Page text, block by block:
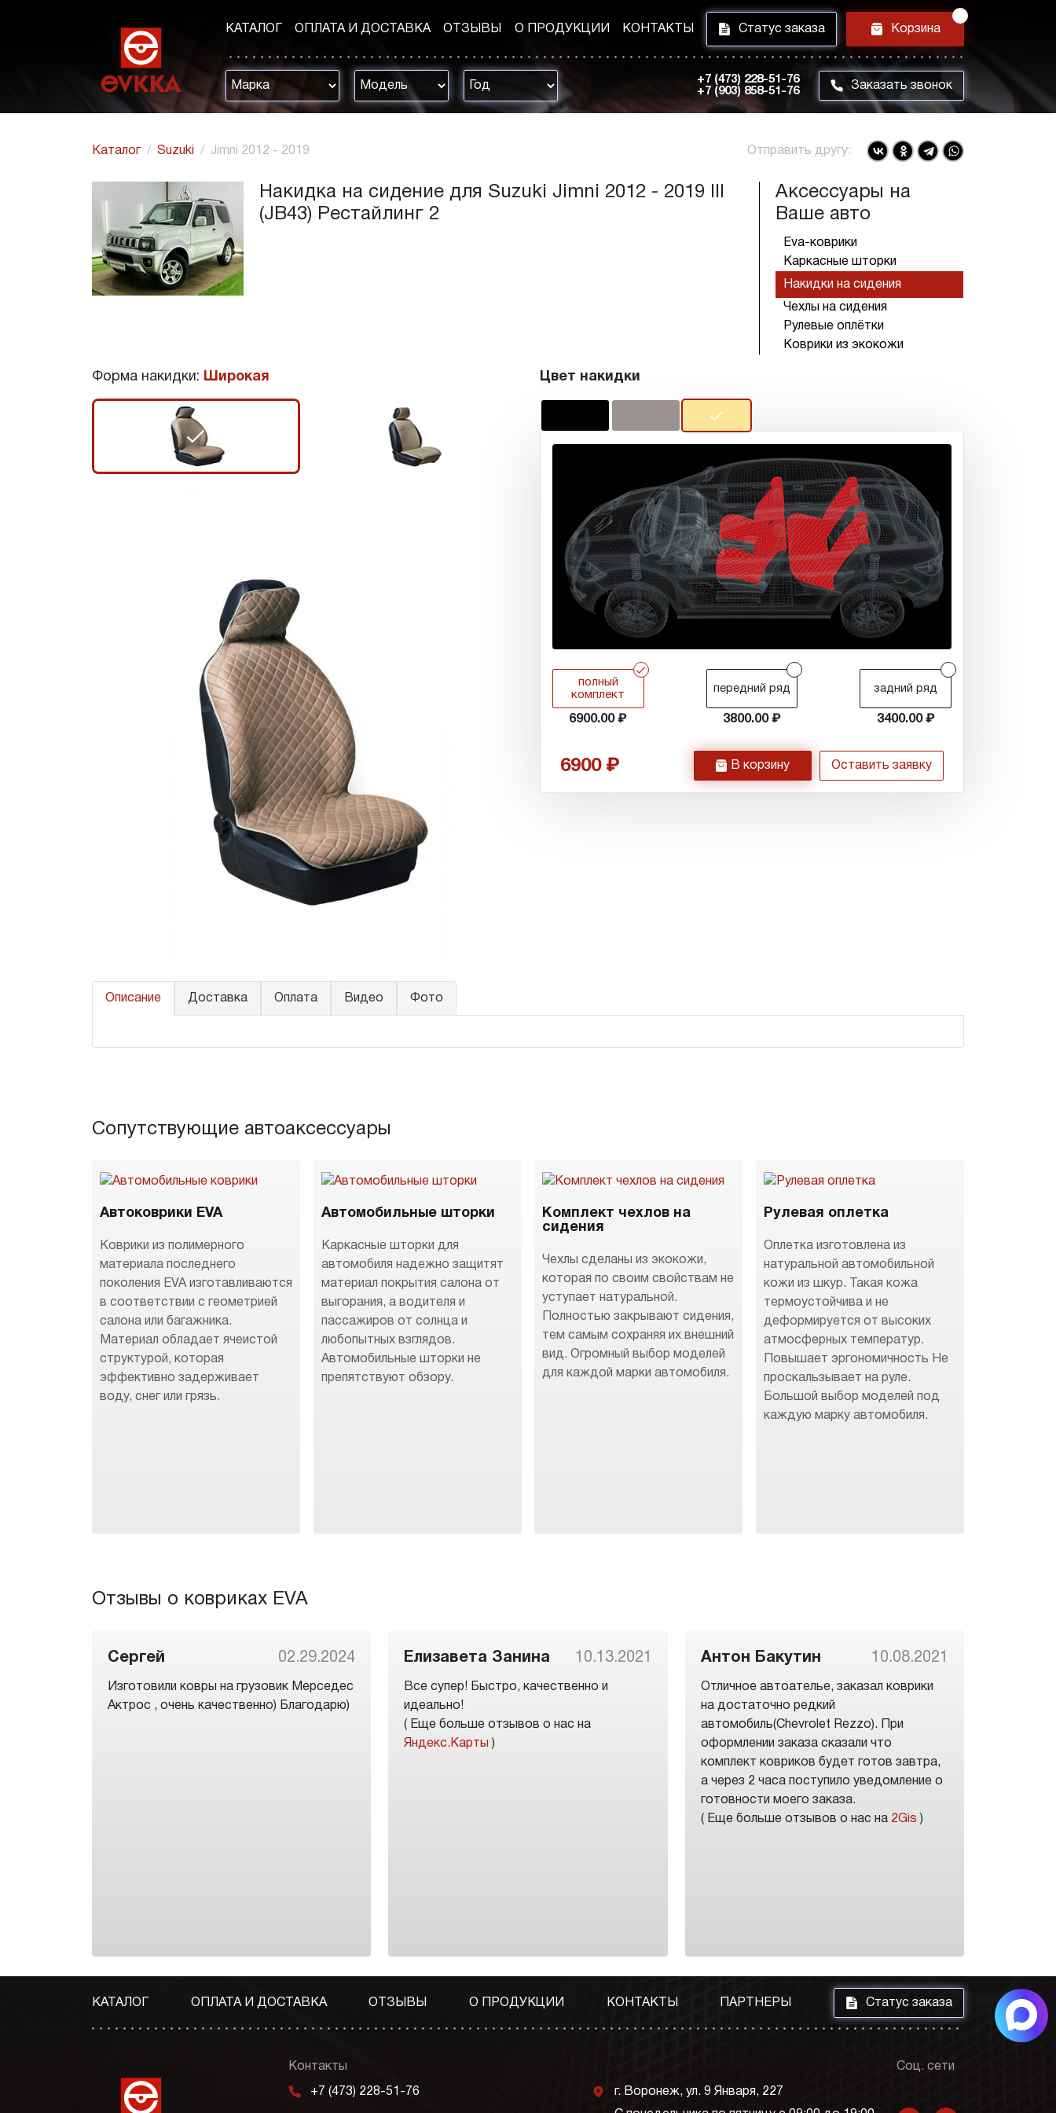
КАТАЛОГ ОПЛАТА И ДОСТАВКА ОТЗЫВЫ О ПРОДУКЦИИ КОНТАКТЫ i Статус заказа h Корзина
+7 (473) 228-51-76
+7 (903) 858-51-76
m Заказать звонок
Каталог Suzuki Jimni 2012 - 2019 Отправить другу:
Накидка на сидение для Suzuki Jimni 2012 - 2019 III
(JB43) Рестайлинг 2
Аксессуары на
Ваше авто
Eva-коврики
Каркасные шторки
Накидки на сидения
Чехлы на сидения
Рулевые оплётки
Коврики из экокожи
Форма накидки: Широкая
r
Цвет накидки
r
полный
комплект
6900.00
передний ряд
3800.00
задний ряд
3400.00
6900 h В корзину Оставить заявку
Описание Доставка Оплата Видео Фото
Сопутствующие автоаксессуары
Автоковрики EVA
Коврики из полимерного
материала последнего
поколения EVA изготавливаются
в соответствии с геометрией
салона или багажника.
Материал обладает ячеистой
структурой, которая
эффективно задерживает
воду, снег или грязь.
Автомобильные шторки
Каркасные шторки для
автомобиля надежно защитят
материал покрытия салона от
выгорания, а водителя и
пассажиров от солнца и
любопытных взглядов.
Автомобильные шторки не
препятствуют обзору.
Комплект чехлов на
сидения
Чехлы сделаны из экокожи,
которая по своим свойствам не
уступает натуральной.
Полностью закрывают сидения,
тем самым сохраняя их внешний
вид. Огромный выбор моделей
для каждой марки автомобиля.
Рулевая оплетка
Оплетка изготовлена из
натуральной автомобильной
кожи из шкур. Такая кожа
термоустойчива и не
деформируется от высоких
атмосферных температур.
Повышает эргономичность Не
проскальзывает на руле.
Большой выбор моделей под
каждую марку автомобиля.
Отзывы о ковриках EVA
Сергей 02.29.2024
Изготовили ковры на грузовик Мерседес
Актрос , очень качественно) Благодарю)
Елизавета Занина 10.13.2021
Все супер! Быстро, качественно и
идеально!
( Еще больше отзывов о нас на
Яндекс.Карты )
Антон Бакутин 10.08.2021
Отличное автоателье, заказал коврики
на достаточно редкий
автомобиль(Chevrolet Rezzo). При
оформлении заказа сказали что
комплект ковриков будет готов завтра,
а через 2 часа поступило уведомление о
готовности моего заказа.
( Еще больше отзывов о нас на 2Gis )
КАТАЛОГ ОПЛАТА И ДОСТАВКА ОТЗЫВЫ О ПРОДУКЦИИ КОНТАКТЫ ПАРТНЕРЫ i Статус заказа
Контакты
m +7 (473) 228-51-76 j г. Воронеж, ул. 9 Января, 227
Соц. сети